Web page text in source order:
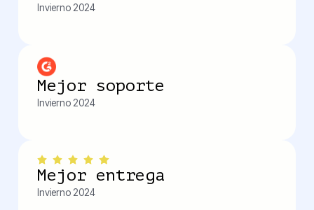
Invierno 2024
Mejor soporte
Invierno 2024
Mejor entrega
Invierno 2024